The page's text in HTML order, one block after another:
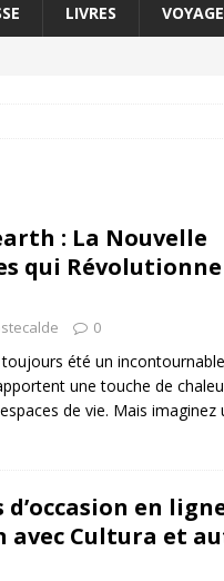
LIVRES VOYAGE
: La Nouvelle
qui Révolutionne
0
été un
une touche de
de vie. Mais imaginez
en
avec Cultura et